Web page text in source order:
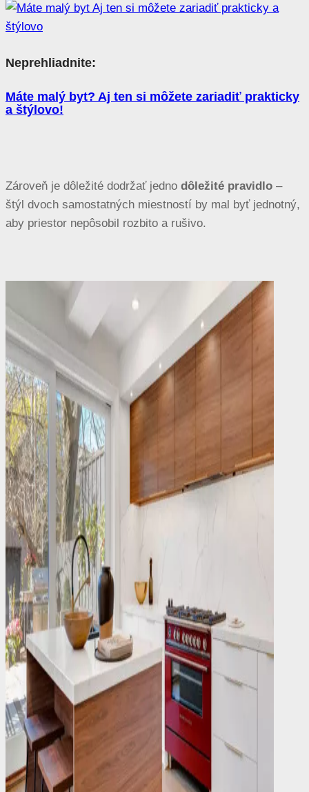
Neprehliadnite:
Máte malý byt? Aj ten si môžete zariadiť prakticky
a štýlovo!
Zároveň je dôležité dodržať jedno dôležité pravidlo –
štýl dvoch samostatných miestností by mal byť jednotný,
aby priestor nepôsobil rozbito a rušivo.